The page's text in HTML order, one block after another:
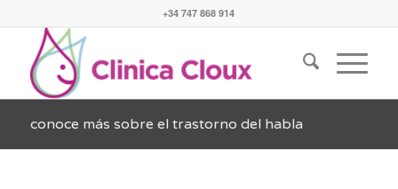
+34 747 868 914
conoce más sobre el trastorno del habla